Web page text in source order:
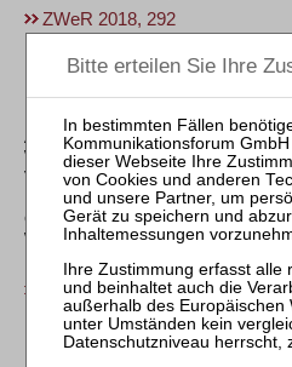
ZWeR 2018, 292
Hans Jürgen Meyer-Lindemann
Anmerkung zu BKartA, Beschl. v.
WuW/E DE-V 1459; OLG
VI-Kart 11/07 (V), WuW/E DE-R
Beschl. v. 17. 9. 2008 – VI-Kart
OLG Düsseldorf, Beschl. v. 25. 3.
WuW/E DE-R 2283; BGH,
BGH, Beschl. v. 23. 6. 2009 –
ZWeR 2009, 522